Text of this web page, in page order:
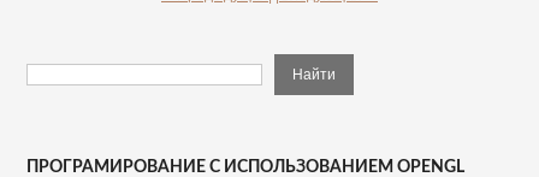
ПРОГРАМИРОВАНИЕ С ИСПОЛЬЗОВАНИЕМ OPENGL